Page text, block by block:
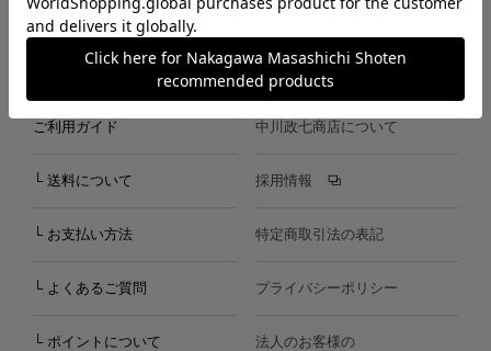
LINE Instagram X Facebook メールマガジン
ご利用ガイド
└ 送料について
└ お支払い方法
└ よくあるご質問
└ ポイントについて
中川政七商店について
採用情報
特定商取引法の表記
プライバシーポリシー
法人のお客様の